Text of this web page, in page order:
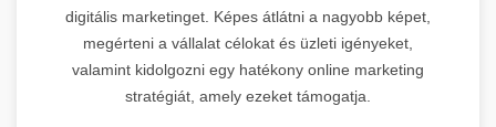
digitális marketinget. Képes átlátni a nagyobb képet,
megérteni a vállalat célokat és üzleti igényeket,
valamint kidolgozni egy hatékony online marketing
stratégiát, amely ezeket támogatja.